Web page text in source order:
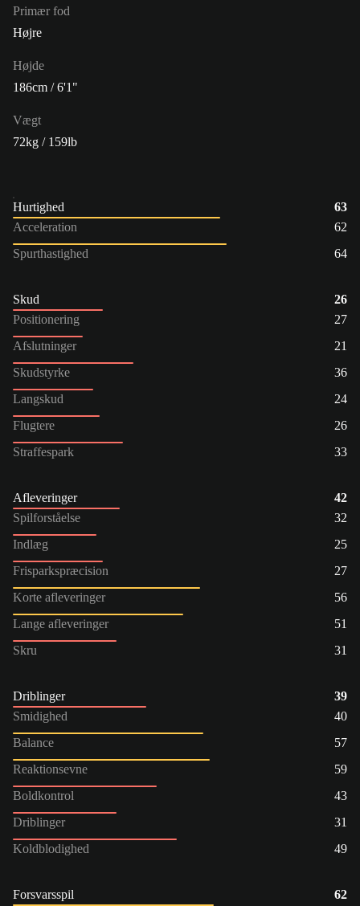
Primær fod
Højre
Højde
186cm / 6'1"
Vægt
72kg / 159lb
Hurtighed
63
Acceleration
62
Spurthastighed
64
Skud
26
Positionering
27
Afslutninger
21
Skudstyrke
36
Langskud
24
Flugtere
26
Straffespark
33
Afleveringer
42
Spilforståelse
32
Indlæg
25
Frisparkspræcision
27
Korte afleveringer
56
Lange afleveringer
51
Skru
31
Driblinger
39
Smidighed
40
Balance
57
Reaktionsevne
59
Boldkontrol
43
Driblinger
31
Koldblodighed
49
Forsvarsspil
62